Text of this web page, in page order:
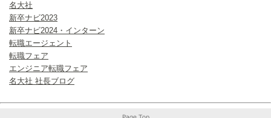
名大社
新卒ナビ2023
新卒ナビ2024・インターン
転職エージェント
転職フェア
エンジニア転職フェア
名大社 社長ブログ